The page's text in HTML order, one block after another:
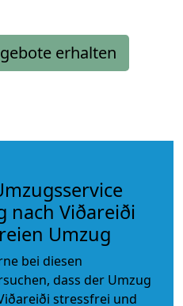
erhalten
nach Viðareiði
Umzug
bei diesen
dass der Umzug
stressfrei und